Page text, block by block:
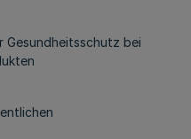
Gesundheitsschutz bei